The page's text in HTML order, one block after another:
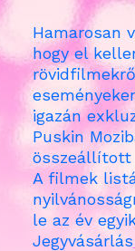
Hamarosan
hogy el
igazán
Puskin
összeállított
A filmek
nyilvánosság
le az év
Jegyvásárlás